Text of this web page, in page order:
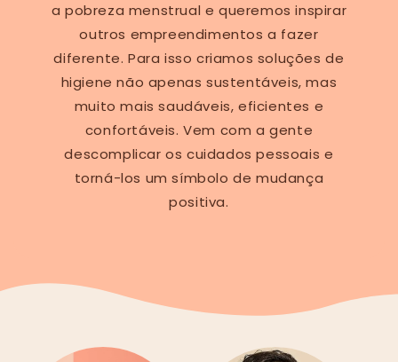
a pobreza menstrual e queremos inspirar
outros empreendimentos a fazer
diferente. Para isso criamos soluções de
higiene não apenas sustentáveis, mas
muito mais saudáveis, eficientes e
confortáveis. Vem com a gente
descomplicar os cuidados pessoais e
torná-los um símbolo de mudança
positiva.